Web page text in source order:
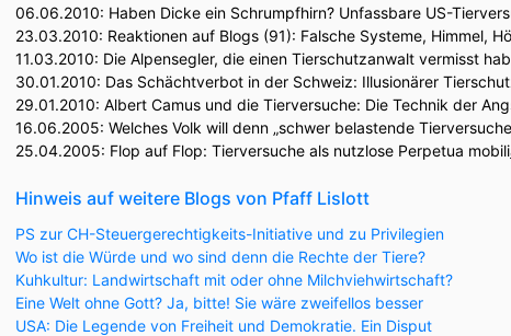
06.06.2010: Haben Dicke ein Schrumpfhirn? Unfassbare US-
23.03.2010: Reaktionen auf Blogs (91): Falsche Systeme, Himmel,
11.03.2010: Die Alpensegler, die einen Tierschutzanwalt vermisst
30.01.2010: Das Schächtverbot in der Schweiz: Illusionärer
29.01.2010: Albert Camus und die Tierversuche: Die Technik der
16.06.2005: Welches Volk will denn „schwer belastende
25.04.2005: Flop auf Flop: Tierversuche als nutzlose Perpetua mobili
Hinweis auf weitere Blogs von Pfaff Lislott
PS zur CH-Steuergerechtigkeits-Initiative und zu Privilegien
Wo ist die Würde und wo sind denn die Rechte der Tiere?
Kuhkultur: Landwirtschaft mit oder ohne Milchviehwirtschaft?
Eine Welt ohne Gott? Ja, bitte! Sie wäre zweifellos besser
USA: Die Legende von Freiheit und Demokratie. Ein Disput